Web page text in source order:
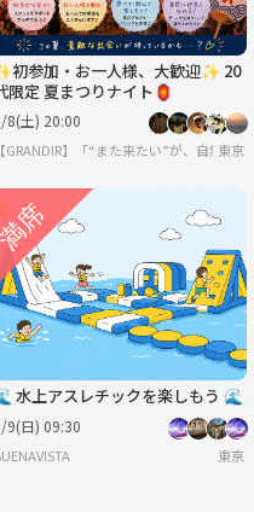
初参加・お一人様、大歓迎✨ 20
限定 夏まつりナイト🏮
8(土) 20:00
【GRANDIR】「“また来たい”が、自然と
東京
水上アスレチックを楽しもう 🌊
9(日) 09:30
東京